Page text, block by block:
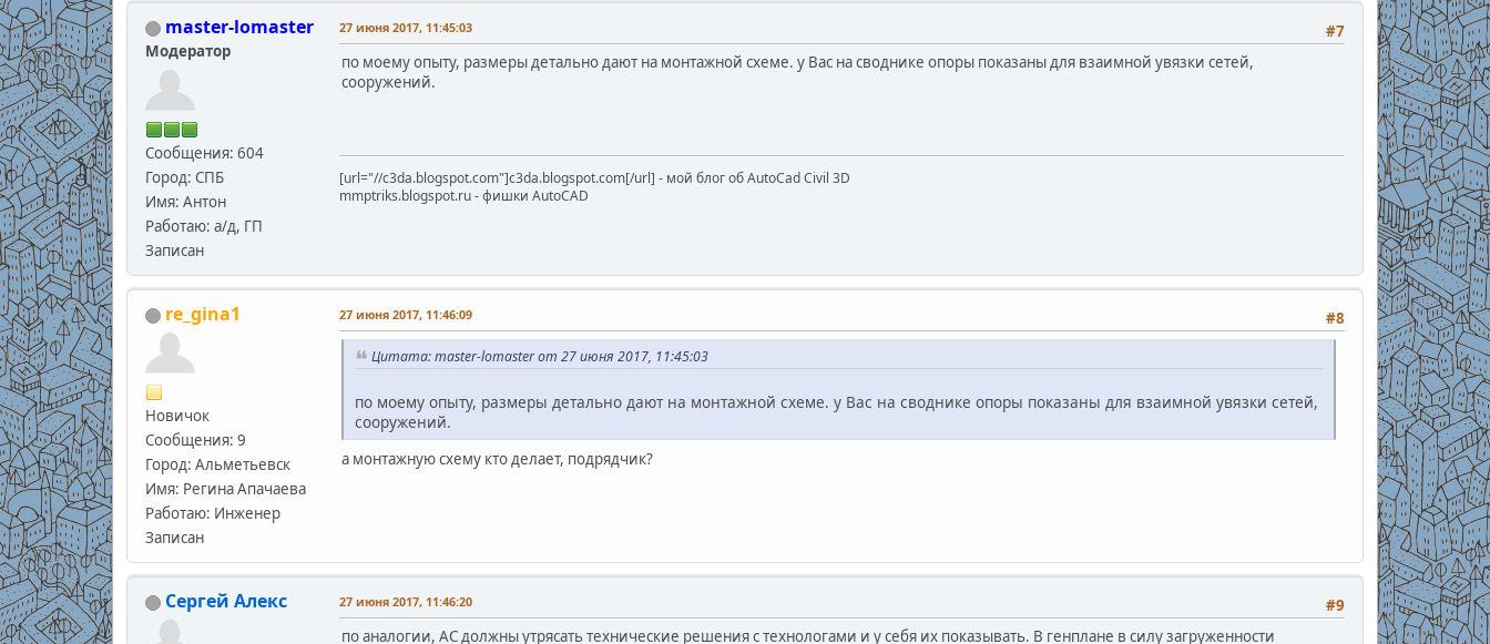
master-lomaster
Модератор
Сообщения: 604
Город: СПБ
Имя: Антон
Работаю: а/д, ГП
Записан
#7
27 июня 2017, 11:45:03
по моему опыту, размеры детально дают на монтажной схеме. у Вас на своднике опоры показаны для взаимной увязки сетей,
сооружений.
[url="//c3da.blogspot.com"]c3da.blogspot.com[/url] - мой блог об AutoCad Civil 3D
mmptriks.blogspot.ru - фишки AutoCAD
re_gina1
Новичок
Сообщения: 9
Город: Альметьевск
Имя: Регина Апачаева
Работаю: Инженер
Записан
#8
27 июня 2017, 11:46:09
Цитата: master-lomaster от 27 июня 2017, 11:45:03
по моему опыту, размеры детально дают на монтажной схеме. у Вас на своднике опоры показаны для взаимной увязки сетей,
сооружений.
а монтажную схему кто делает, подрядчик?
Сергей Алекс #9
27 июня 2017, 11:46:20
по аналогии, АС должны утрясать технические решения с технологами и у себя их показывать. В генплане в силу загруженности